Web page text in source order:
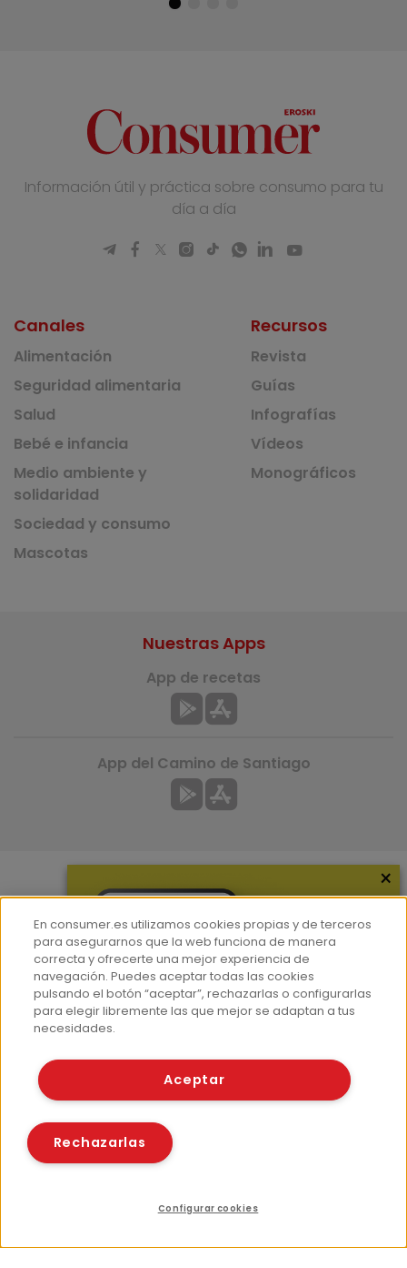
Información útil y práctica sobre consumo para tu
día a día
Canales
Alimentación
Seguridad alimentaria
Salud
Bebé e infancia
Medio ambiente y
solidaridad
Sociedad y consumo
Mascotas
Recursos
Revista
Guías
Infografías
Vídeos
Monográficos
Más información
¿Quiénes somos?
Hemeroteca
Contacto
Prensa
Nuestras Apps
App de recetas
App del Camino de Santiago
© Fundación EROSKI
Políticas de cookies
×
En consumer.es utilizamos cookies propias y de terceros
para asegurarnos que la web funciona de manera
correcta y ofrecerte una mejor experiencia de
navegación. Puedes aceptar todas las cookies
pulsando el botón “aceptar”, rechazarlas o configurarlas
para elegir libremente las que mejor se adaptan a tus
necesidades.
Aceptar
Rechazarlas
Configurar cookies